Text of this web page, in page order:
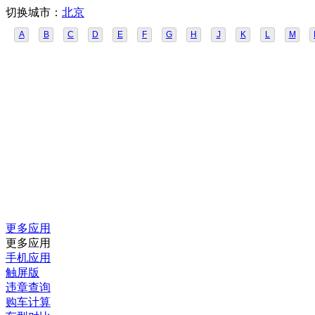
切换城市： 北京
A B C D E F G H J K L M
更多应用
更多应用
手机应用
触屏版
违章查询
购车计算